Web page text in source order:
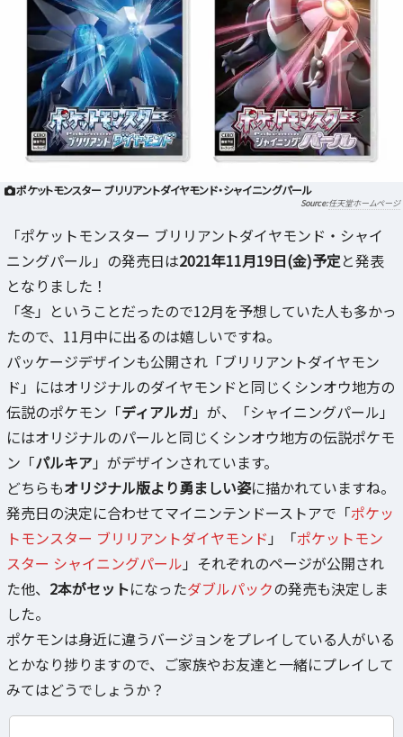
ポケットモンスター ブリリアントダイヤモンド・シャイニングパール
任天堂ホームページ
「ポケットモンスター ブリリアントダイヤモンド・シャイ
ニングパール」の発売日は2021年11月19日(金)予定と発表
となりました！
「冬」ということだったので12月を予想していた人も多かっ
たので、11月中に出るのは嬉しいですね。
パッケージデザインも公開され「ブリリアントダイヤモン
ド」にはオリジナルのダイヤモンドと同じくシンオウ地方の
伝説のポケモン「ディアルガ」が、「シャイニングパール」
にはオリジナルのパールと同じくシンオウ地方の伝説ポケモ
ン「パルキア」がデザインされています。
どちらもオリジナル版より勇ましい姿に描かれていますね。
発売日の決定に合わせてマイニンテンドーストアで「ポケッ
トモンスター ブリリアントダイヤモンド 」「ポケットモン
スター シャイニングパール 」それぞれのページが公開され
た他、 2本がセットになったダブルパックの発売も決定しま
した。
ポケモンは身近に違うバージョンをプレイしている人がいる
とかなり捗りますので、ご家族やお友達と一緒にプレイして
みてはどうでしょうか？